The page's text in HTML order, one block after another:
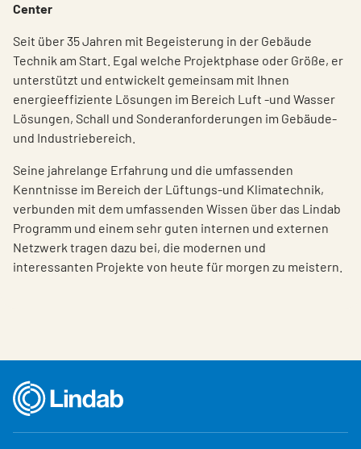
Center
Seit über 35 Jahren mit Begeisterung in der Gebäude
Technik am Start. Egal welche Projektphase oder Größe, er
unterstützt und entwickelt gemeinsam mit Ihnen
energieeffiziente Lösungen im Bereich Luft -und Wasser
Lösungen, Schall und Sonderanforderungen im Gebäude-
und Industriebereich.
Seine jahrelange Erfahrung und die umfassenden
Kenntnisse im Bereich der Lüftungs-und Klimatechnik,
verbunden mit dem umfassenden Wissen über das Lindab
Programm und einem sehr guten internen und externen
Netzwerk tragen dazu bei, die modernen und
interessanten Projekte von heute für morgen zu meistern.